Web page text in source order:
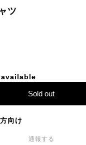
ツ
Sold out
向け
通報する